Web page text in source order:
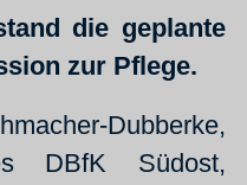
die geplante
zur Pflege.
Dubberke,
DBfK Südost,